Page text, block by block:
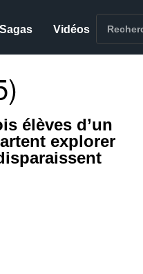
Sagas Vidéos
élèves d’un
explorer